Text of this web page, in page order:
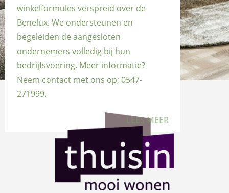
winkelformules verspreid over de
Benelux. We ondersteunen en
begeleiden de aangesloten
ondernemers volledig bij hun
bedrijfsvoering. Meer informatie?
Neem contact met ons op; 0547-
271999.
LEES MEER